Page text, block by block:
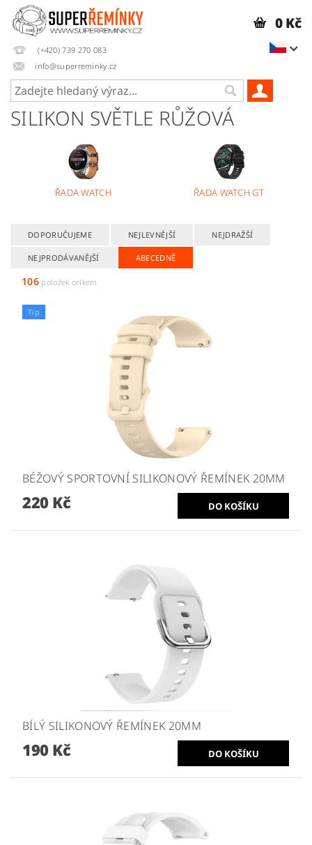
(+420) 739 270 083
info@superreminky.cz
0 Kč
SILIKON SVĚTLE RŮŽOVÁ
ŘADA WATCH ŘADA WATCH GT
DOPORUČUJEME NEJLEVNĚJŠÍ NEJDRAŽŠÍ
NEJPRODÁVANĚJŠÍ ABECEDNĚ
106položek celkem
Tip
BÉŽOVÝ SPORTOVNÍ SILIKONOVÝ ŘEMÍNEK 20MM
220 Kč
BÍLÝ SILIKONOVÝ ŘEMÍNEK 20MM
190 Kč